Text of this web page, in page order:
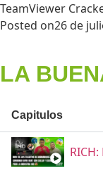
TeamViewer
Posted on26 de
LA
Capitulos
RICH: